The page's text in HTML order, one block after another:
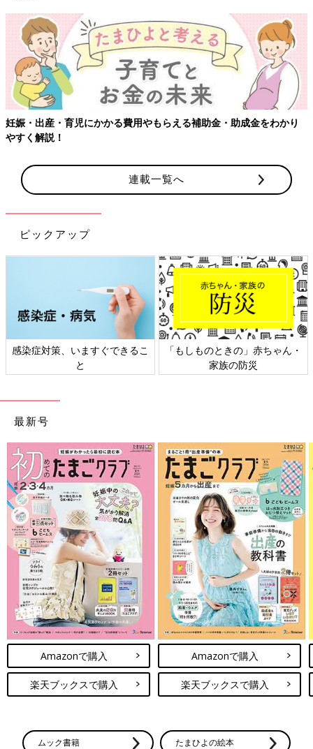
妊娠・出産・育児にかかる費用やもらえる補助金・助成金をわかり
やすく解説！
連載一覧へ
ピックアップ
感染症対策、いますぐできるこ
と
「もしものときの」赤ちゃん・
家族の防災
最新号
Amazonで購入
楽天ブックスで購入
Amazonで購入
楽天ブックスで購入
ムック書籍 たまひよの絵本